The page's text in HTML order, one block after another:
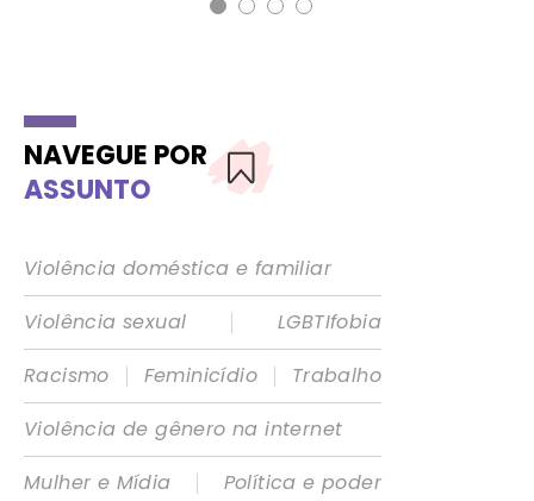
NAVEGUE POR
ASSUNTO
Violência doméstica e familiar
Violência sexual
|
LGBTIfobia
Racismo
| Feminicídio |
Trabalho
Violência de gênero na internet
Mulher e Mídia
|
Política e poder